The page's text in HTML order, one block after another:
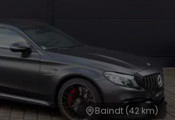
Baindt (42 km)